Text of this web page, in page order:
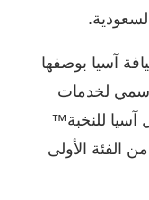
آسيا بوصفها
لخدمات
آسيا للنخبة™
الفئة الأولى